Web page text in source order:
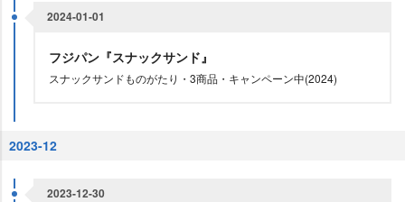
2024-01-01
フジパン『スナックサンド』
スナックサンドものがたり・3商品・キャンペーン中(2024)
2023-12
2023-12-30